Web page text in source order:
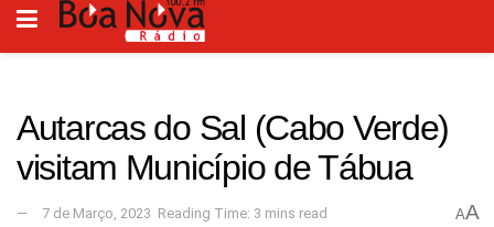
Autarcas do Sal (Cabo Verde)
visitam Município de Tábua
7 de Março, 2023 Reading Time: 3 mins read AA